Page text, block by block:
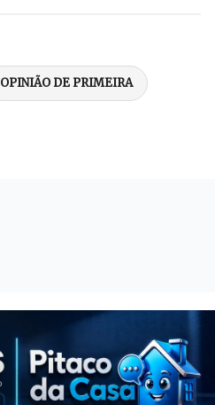
OPINIÃO DE PRIMEIRA